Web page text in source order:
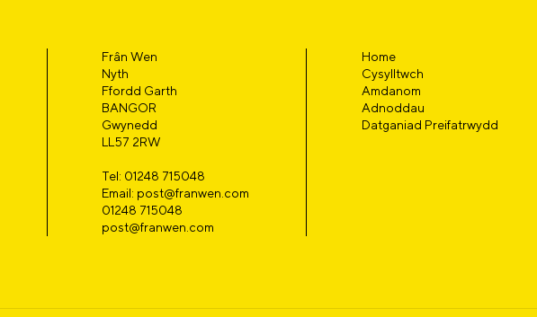
Frân Wen
Nyth
Ffordd Garth
BANGOR
Gwynedd
LL57 2RW
Tel: 01248 715048
Email: post@franwen.com
01248 715048
post@franwen.com
Home
Cysylltwch
Amdanom
Adnoddau
Datganiad Preifatrwydd